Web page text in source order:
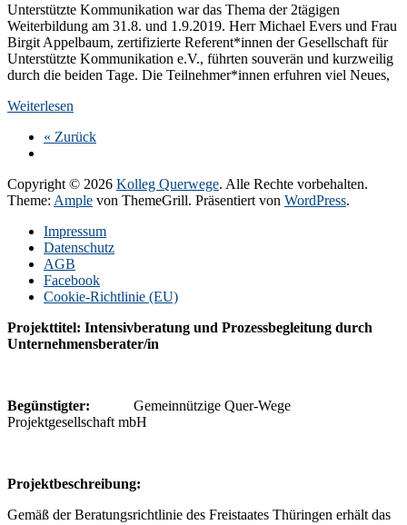
Unterstützte Kommunikation war das Thema der 2tägigen
Weiterbildung am 31.8. und 1.9.2019. Herr Michael Evers und Frau
Birgit Appelbaum, zertifizierte Referent*innen der Gesellschaft für
Unterstützte Kommunikation e.V., führten souverän und kurzweilig
durch die beiden Tage. Die Teilnehmer*innen erfuhren viel Neues,
Weiterlesen
« Zurück
Copyright © 2026 Kolleg Querwege. Alle Rechte vorbehalten.
Theme: Ample von ThemeGrill. Präsentiert von WordPress.
Impressum
Datenschutz
AGB
Facebook
Cookie-Richtlinie (EU)
Projekttitel: Intensivberatung und Prozessbegleitung durch
Unternehmensberater/in
Begünstigter: Gemeinnützige Quer-Wege
Projektgesellschaft mbH
Projektbeschreibung:
Gemäß der Beratungsrichtlinie des Freistaates Thüringen erhält das